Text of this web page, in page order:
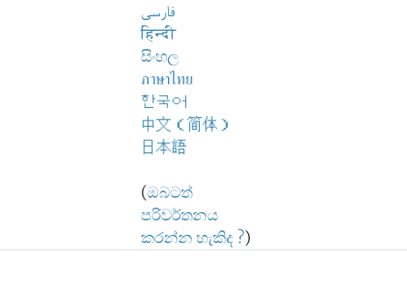
فارسی
हिन्दी
සිංහල
ภาษาไทย
한국어
中文（简体）
日本語
(ඔබටත්
පරිවර්තනය
කරන්න හැකිද ?)